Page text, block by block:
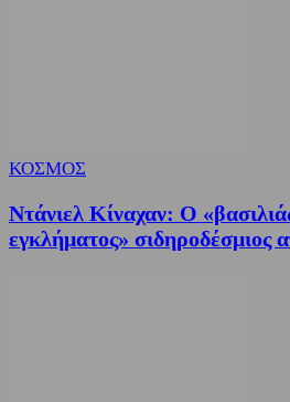
ΚΟΣΜΟΣ
Ντάνιελ Κίναχαν: Ο
εγκλήματος» σιδηροδέσμιος